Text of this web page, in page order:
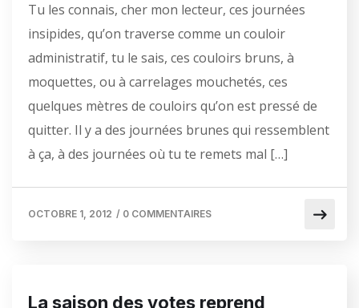
Tu les connais, cher mon lecteur, ces journées
insipides, qu’on traverse comme un couloir
administratif, tu le sais, ces couloirs bruns, à
moquettes, ou à carrelages mouchetés, ces
quelques mètres de couloirs qu’on est pressé de
quitter. Il y a des journées brunes qui ressemblent
à ça, à des journées où tu te remets mal […]
OCTOBRE 1, 2012 / 0 COMMENTAIRES
La saison des votes reprend